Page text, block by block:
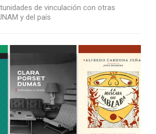
de vinculación con otras
y del país